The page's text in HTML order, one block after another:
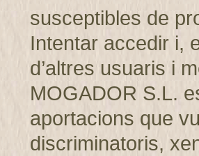
susceptibles de
Intentar accedir i,
d’altres usuaris i
MOGADOR S.L.
aportacions que
discriminatoris,